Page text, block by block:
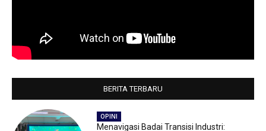
BERITA TERBARU
OPINI
Menavigasi Badai Transisi Industri: